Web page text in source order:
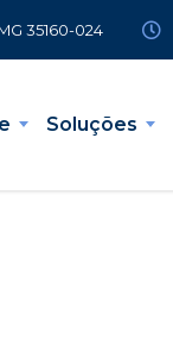
35160-024
Soluções